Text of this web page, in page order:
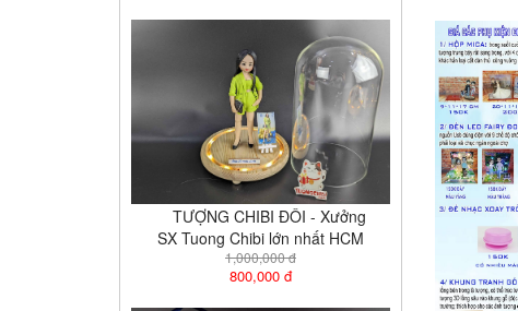
TƯỢNG CHIBI ĐÔI - Xưởng
SX Tuong Chibi lớn nhất HCM
1,000,000 đ
800,000 đ